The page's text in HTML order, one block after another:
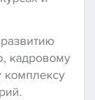
кадровому
комплексу